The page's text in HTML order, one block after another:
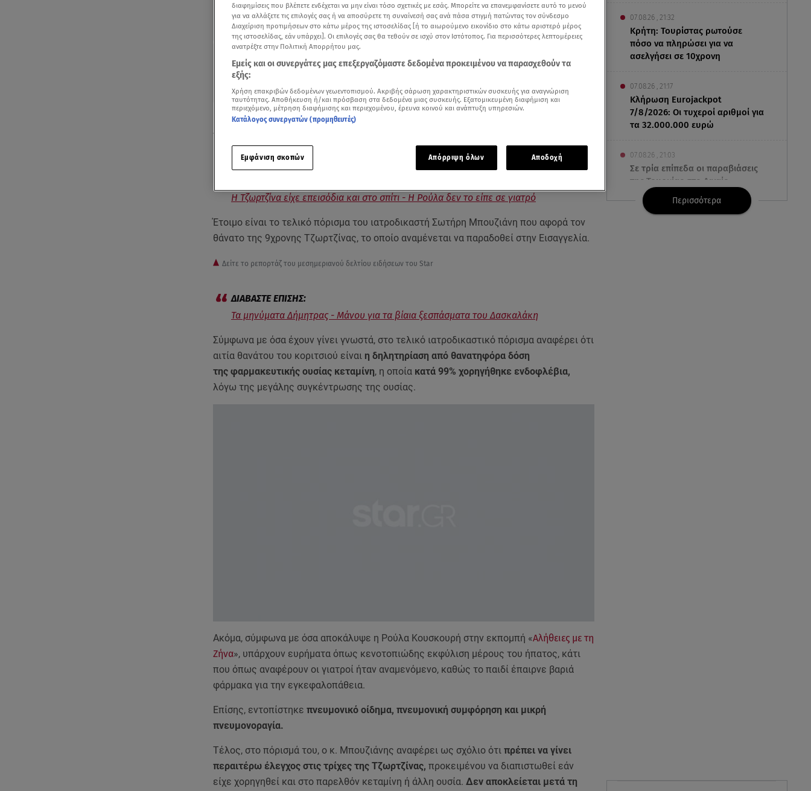
07.08.26 , 21:32
Κρήτη: Τουρίστας ρωτούσε
πόσο να πληρώσει για να
ασελγήσει σε 10χρονη
07.08.26 , 21:17
Κλήρωση Eurojackpot
7/8/2026: Οι τυχεροί αριθμοί για
τα 32.000.000 ευρώ
07.08.26 , 21:03
Σε τρία επίπεδα οι παραβιάσεις
της Τουρκίας στο Αιγαίο
07.08.26 , 21:00
Περισσότερα
Ραγδαίες είναι οι εξελίξεις στην υπόθεση της
παιδιών. Σε
ιατροδικαστικό πόρισμα του Σωτήρη Μπουζιάνη.
Η Τζωρτζίνα είχε επεισόδια και στο σπίτι - Η Ρούλα δεν το είπε σε γιατρό
Έτοιμο είναι το τελικό πόρισμα του ιατροδικαστή Σωτήρη Μπουζιάνη που αφορά τον
θάνατο της 9χρονης Τζωρτζίνας, το οποίο αναμένεται να παραδοθεί στην Εισαγγελία.
Δείτε το ρεπορτάζ του μεσημεριανού δελτίου ειδήσεων του Star
Τα μηνύματα Δήμητρας - Μάνου για τα βίαια ξεσπάσματα του Δασκαλάκη
Σύμφωνα με όσα έχουν γίνει γνωστά, στο τελικό ιατροδικαστικό πόρισμα αναφέρει ότι
αιτία θανάτου του κοριτσιού είναι η δηλητηρίαση από θανατηφόρα δόση
της φαρμακευτικής ουσίας κεταμίνη, η οποία κατά 99% χορηγήθηκε ενδοφλέβια,
λόγω της μεγάλης συγκέντρωσης της ουσίας.
Ακόμα, σύμφωνα με όσα αποκάλυψε η Ρούλα Κουσκουρή στην εκπομπή «Αλήθειες με τη
Ζήνα», υπάρχουν ευρήματα όπως κενοτοπιώδης εκφύλιση μέρους του ήπατος, κάτι
που όπως αναφέρουν οι γιατροί ήταν αναμενόμενο, καθώς το παιδί έπαιρνε βαριά
φάρμακα για την εγκεφαλοπάθεια.
Επίσης, εντοπίστηκε πνευμονικό οίδημα, πνευμονική συμφόρηση και μικρή
πνευμονοραγία.
Τέλος, στο πόρισμά του, ο κ. Μπουζιάνης αναφέρει ως σχόλιο ότι πρέπει να γίνει
περαιτέρω έλεγχος στις τρίχες της Τζωρτζίνας, προκειμένου να διαπιστωθεί εάν
είχε χορηγηθεί και στο παρελθόν κεταμίνη ή άλλη ουσία. Δεν αποκλείεται μετά τη
διαφημίσεις που βλέπετε ενδέχεται να μην είναι τόσο σχετικές με εσάς. Μπορείτε να επανεμφανίσετε αυτό το μενού
για να αλλάξετε τις επιλογές σας ή να αποσύρετε τη συναίνεσή σας ανά πάσα στιγμή πατώντας τον σύνδεσμο
Διαχείριση προτιμήσεων στο κάτω μέρος της ιστοσελίδας [ή το αιωρούμενο εικονίδιο στο κάτω αριστερό μέρος
της ιστοσελίδας, εάν υπάρχει]. Οι επιλογές σας θα τεθούν σε ισχύ στον Ιστότοπος. Για περισσότερες λεπτομέρειες
ανατρέξτε στην Πολιτική Απορρήτου μας.
Εμείς και οι συνεργάτες μας επεξεργαζόμαστε δεδομένα προκειμένου να παρασχεθούν τα
εξής:
Χρήση επακριβών δεδομένων γεωεντοπισμού. Ακριβής σάρωση χαρακτηριστικών συσκευής για αναγνώριση
ταυτότητας. Αποθήκευση ή/και πρόσβαση στα δεδομένα μιας συσκευής. Εξατομικευμένη διαφήμιση και
περιεχόμενο, μέτρηση διαφήμισης και περιεχομένου, έρευνα κοινού και ανάπτυξη υπηρεσιών.
Κατάλογος συνεργατών (προμηθευτές)
Εμφάνιση σκοπών Απόρριψη όλων Αποδοχή